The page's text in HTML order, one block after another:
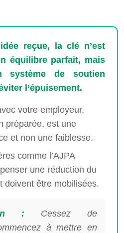
reçue, la clé n’est
équilibre parfait, mais
système de soutien
l’épuisement.
votre employeur,
préparée, est une
et non une faiblesse.
comme l’AJPA
une réduction du
doivent être mobilisées.
: Cessez de
à mettre en